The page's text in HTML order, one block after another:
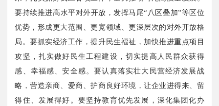
要持续推进高水平对外开放，发挥马尾“八区叠加”等区位
优势，形成更大范围、更宽领域、更深层次的对外开放格
局。要抓实经济工作，提升民生福祉，加快推进重点项目
攻坚，扎实做好民生工程建设，切实提高人民群众获得
感、幸福感、安全感。要认真落实壮大民营经济发展战
略，营造亲商、爱商、护商良好环境，让企业进得来、留
得住、发展得好。要坚持教育优先发展，深化集团化办